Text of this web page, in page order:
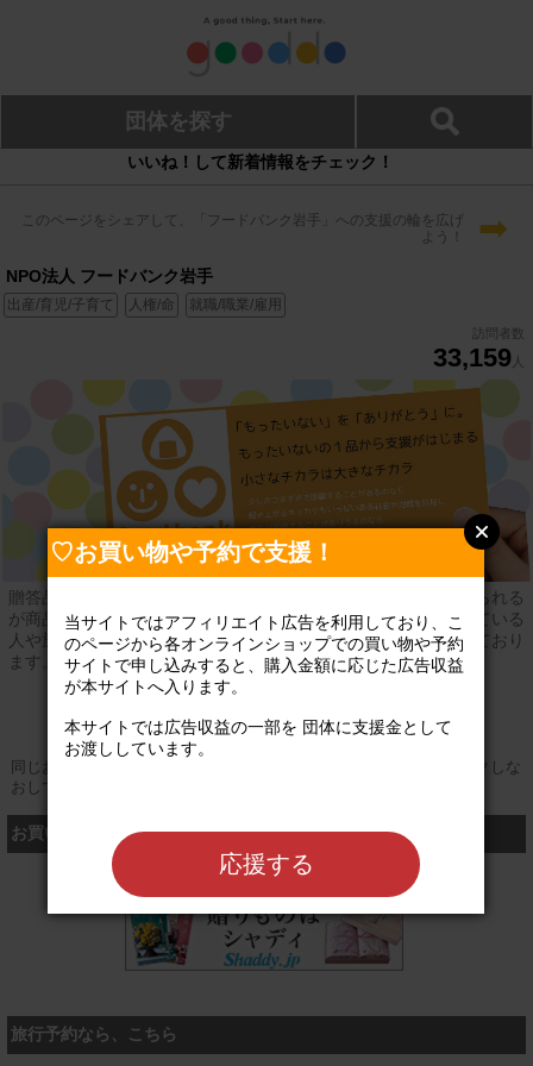
団体を探す
いいね！して新着情報をチェック！
このページをシェアして、「フードバンク岩手」への支援の輪を広げ
よう！
➡
NPO法人 フードバンク岩手
出産/育児/子育て 人権/命 就職/職業/雇用
訪問者数
33,159 人
贈答品や買いすぎてしまった物、お米や賞味期限内でまだ食べられる
が商品として販売できない食品を寄贈して頂き、食べ物に困っている
人や施設等に無償でお渡しする食料支援の活動を岩手県で行っており
ます。
登録なし
同じお買い物やお申し込みを複数回行う場合は、そのたびにクリックしな
おしてください
お買い物するなら、こちら
シャディ
旅行予約なら、こちら
♡お買い物や予約で支援！
当サイトではアフィリエイト広告を利用しており、こ
のページから各オンラインショップでの買い物や予約
サイトで申し込みすると、購入金額に応じた広告収益
が本サイトへ入ります。
本サイトでは広告収益の一部を 団体に支援金として
お渡ししています。
応援する